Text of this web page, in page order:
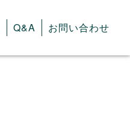
Q&A お問い合わせ